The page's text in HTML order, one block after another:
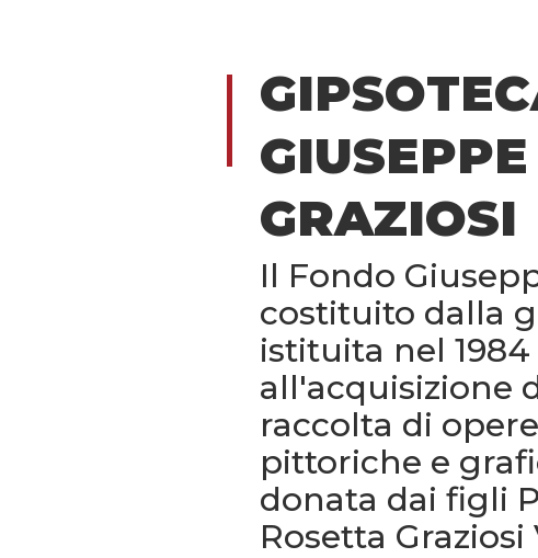
GIUSEPPE
GRAZIOSI
Il Fondo
costituito dalla
istituita nel
all'acquisizione
raccolta di
pittoriche e
donata dai figli
Rosetta